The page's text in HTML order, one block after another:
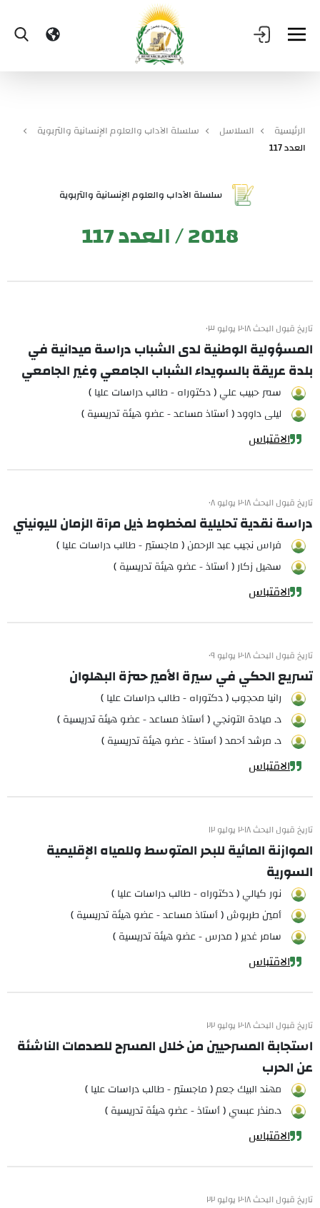
الرئيسية السلاسل
سلسلة الآداب والعلوم الإنسانية والتربوية
العدد 117
سلسلة الآداب والعلوم الإنسانية والتربوية
2018 / العدد 117
تاريخ قبول البحث ٢٠١٨ يوليو ٠٣
المسؤولية الوطنية لدى الشباب دراسة ميدانية في
بلدة عريقة بالسويداء الشباب الجامعي وغير الجامعي
سمر حبيب علي ( دكتوراه - طالب دراسات عليا )
ليلى داوود ( أستاذ مساعد - عضو هيئة تدريسية )
الاقتباس
تاريخ قبول البحث ٢٠١٨ يوليو ٠٨
دراسة نقدية تحليلية لمخطوط ذيل مرآة الزمان لليونيني
فراس نجيب عبد الرحمن ( ماجستير - طالب دراسات عليا )
سهيل زكار ( أستاذ - عضو هيئة تدريسية )
الاقتباس
تاريخ قبول البحث ٢٠١٨ يوليو ٠٩
تسريع الحكي في سيرة الأمير حمزة البهلوان
رانيا محجوب ( دكتوراه - طالب دراسات عليا )
د. ميادة التونجي ( أستاذ مساعد - عضو هيئة تدريسية )
د. مرشد أحمد ( أستاذ - عضو هيئة تدريسية )
الاقتباس
تاريخ قبول البحث ٢٠١٨ يوليو ١٢
الموازنة المائية للبحر المتوسط وللمياه الإقليمية
السورية
نور كيالي ( دكتوراه - طالب دراسات عليا )
أمين طربوش ( أستاذ مساعد - عضو هيئة تدريسية )
سامر غدير ( مدرس - عضو هيئة تدريسية )
الاقتباس
تاريخ قبول البحث ٢٠١٨ يوليو ٢٢
استجابة المسرحيين من خلال المسرح للصدمات الناشئة
عن الحرب
مهند البيك جعم ( ماجستير - طالب دراسات عليا )
د.منذر عبسي ( أستاذ - عضو هيئة تدريسية )
الاقتباس
تاريخ قبول البحث ٢٠١٨ يوليو ٢٢